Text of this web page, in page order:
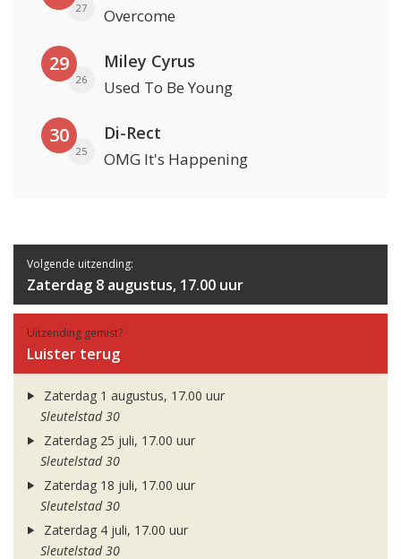
27 Overcome
29
26
Miley Cyrus
Used To Be Young
30
25
Di-Rect
OMG It's Happening
Volgende uitzending:
Zaterdag 8 augustus, 17.00 uur
Uitzending gemist?
Luister terug
Zaterdag 1 augustus, 17.00 uur
Sleutelstad 30
Zaterdag 25 juli, 17.00 uur
Sleutelstad 30
Zaterdag 18 juli, 17.00 uur
Sleutelstad 30
Zaterdag 4 juli, 17.00 uur
Sleutelstad 30